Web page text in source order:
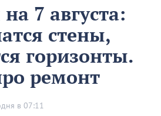
7 августа:
стены,
горизонты.
ремонт
в 07:11